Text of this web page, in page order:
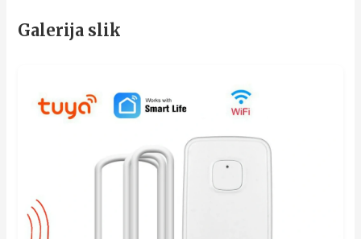
Galerija slik